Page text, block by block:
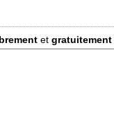
et gratuitement